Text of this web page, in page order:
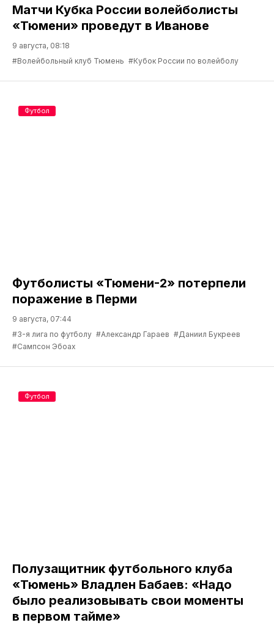
Матчи Кубка России волейболисты
«Тюмени» проведут в Иванове
9 августа, 08:18
#Волейбольный клуб Тюмень #Кубок России по волейболу
Футболисты «Тюмени-2» потерпели
поражение в Перми
9 августа, 07:44
#3-я лига по футболу #Александр Гараев #Даниил Букреев
#Сампсон Эбоах
Футбол
Полузащитник футбольного клуба
«Тюмень» Владлен Бабаев: «Надо
было реализовывать свои моменты
в первом тайме»
Футбол